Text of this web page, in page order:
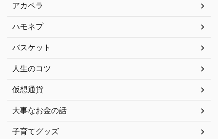
アカペラ
ハモネプ
バスケット
人生のコツ
仮想通貨
大事なお金の話
子育てグッズ